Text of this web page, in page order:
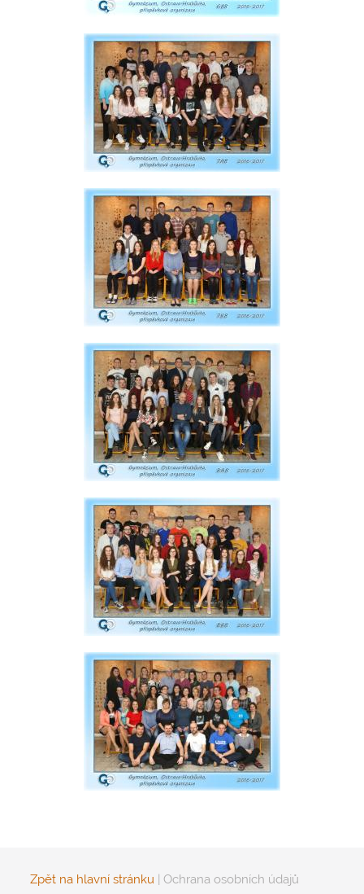
Zpět na hlavní stránku | Ochrana osobních údajů